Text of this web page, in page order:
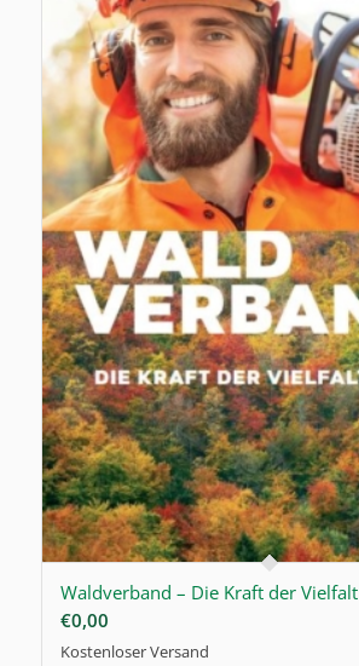
Waldverband – Die Kraft der Vielfalt
€0,00
Kostenloser Versand